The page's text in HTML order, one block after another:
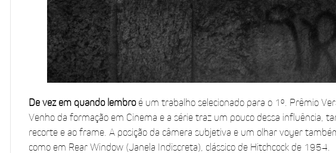
De vez em quando lembroé um trabalho selecionado para o 1º. Prêmio
Venho da formação em Cinema e a série traz um pouco dessa influência,
recorte e ao frame. A posição da câmera subjetiva e um olhar voyer
como em Rear Window (Janela Indiscreta), clássico de Hitchcock de 1954.